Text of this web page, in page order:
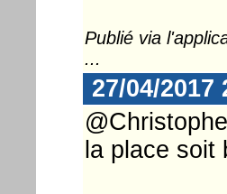
Publié via
...
27/04/2017
la place